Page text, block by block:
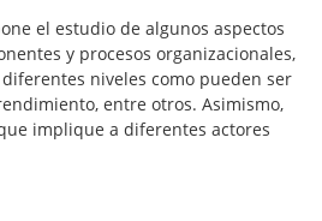
el estudio de algunos aspectos
y procesos organizacionales,
niveles como pueden ser
entre otros. Asimismo,
implique a diferentes actores